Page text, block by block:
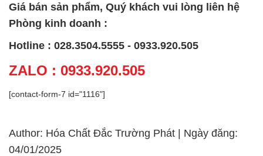
Giá bán sản phẩm, Quý khách vui lòng liên hệ
Phòng kinh doanh :
Hotline : 028.3504.5555 - 0933.920.505
ZALO : 0933.920.505
[contact-form-7 id="1116"]
Author: Hóa Chất Đắc Trường Phát | Ngày đăng:
04/01/2025